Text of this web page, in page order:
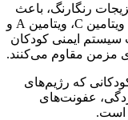
رنگارنگ، باعث
افزایش ویتامین‌ها و مواد معدنی حیاتی مانند ویتامین C، ویتامین A و
ایمنی کودکان
مزمن مقاوم می‌کنند.
که رژیم‌های
عفونت‌های
است.